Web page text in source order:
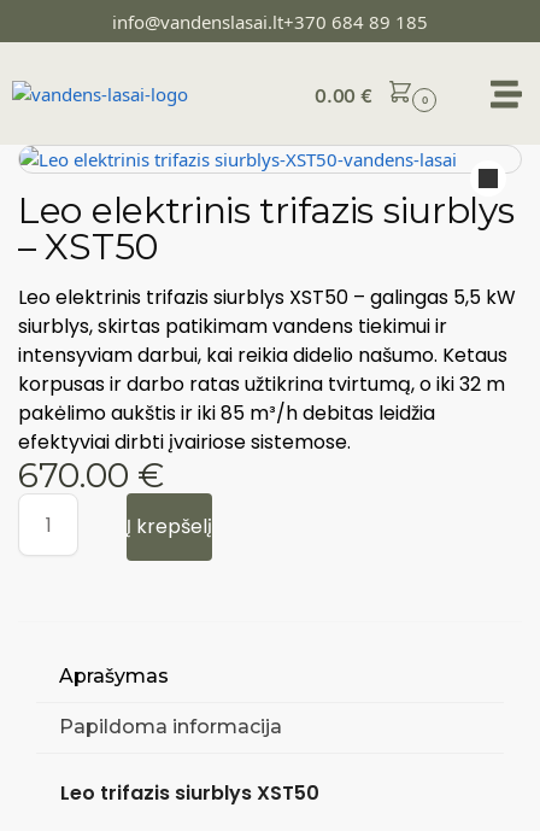
info@vandenslasai.lt+370 684 89 185
0.00€ 0
Leo elektrinis trifazis siurblys
– XST50
Leo elektrinis trifazis siurblys XST50 – galingas 5,5 kW
siurblys, skirtas patikimam vandens tiekimui ir
intensyviam darbui, kai reikia didelio našumo. Ketaus
korpusas ir darbo ratas užtikrina tvirtumą, o iki 32 m
pakėlimo aukštis ir iki 85 m³/h debitas leidžia
efektyviai dirbti įvairiose sistemose.
670.00 €
Į krepšelį
Aprašymas
Papildoma informacija
Leo trifazis siurblysXST50